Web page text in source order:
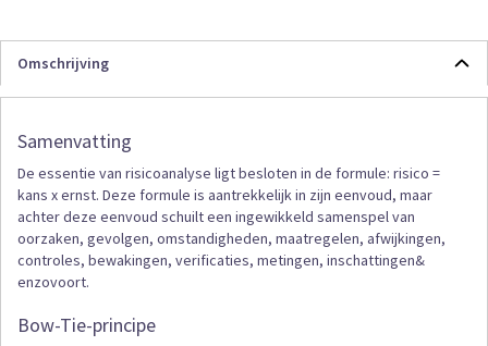
Omschrijving
Samenvatting
De essentie van risicoanalyse ligt besloten in de formule: risico =
kans x ernst. Deze formule is aantrekkelijk in zijn eenvoud, maar
achter deze eenvoud schuilt een ingewikkeld samenspel van
oorzaken, gevolgen, omstandigheden, maatregelen, afwijkingen,
controles, bewakingen, verificaties, metingen, inschattingen&
enzovoort.
Bow-Tie-principe